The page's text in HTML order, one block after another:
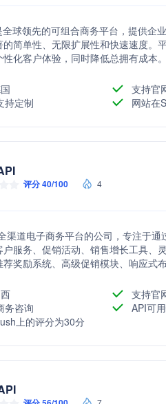
球领先的可组合商务平台，提供企
简单性、无限扩展性和快速速度。
化客户体验，同时降低总拥有成本
支持官
持定制
网站在
评分 40/100 4
渠道电子商务平台的公司，专注于
户服务、促销活动、销售增长工具、
奖励系统、高级促销模块、响应式
支持官
务咨询
API可
上的评分为30分